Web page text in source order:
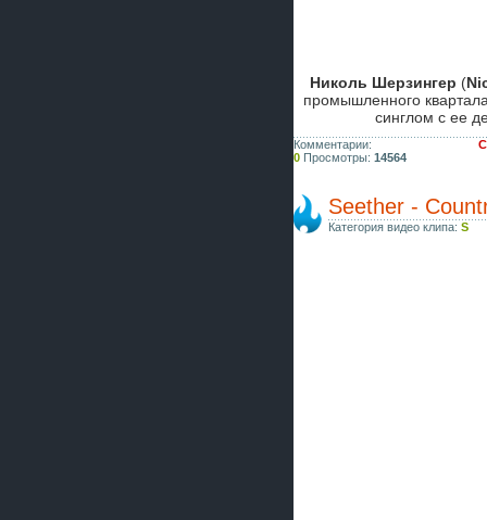
Николь Шерзингер (
промышленного
синглом с ее
Комментарии:
0 Просмотры: 14564
Seether -
Категория видео клипа: S